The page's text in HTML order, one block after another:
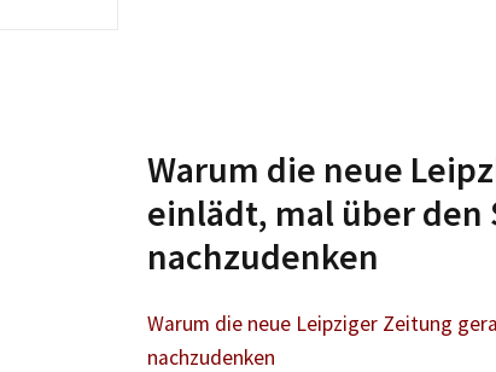
Warum die neue
einlädt, mal über den
nachzudenken
Warum die neue Leipziger Zeitung
nachzudenken